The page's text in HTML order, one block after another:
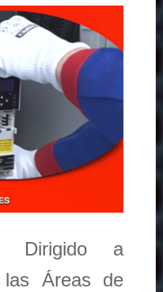
Dirigido a
las Áreas de